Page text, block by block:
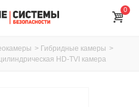
0
> Гибридные камеры >
HD-TVI камера